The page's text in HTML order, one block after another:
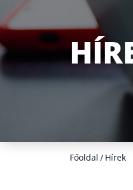
Főoldal / Hírek